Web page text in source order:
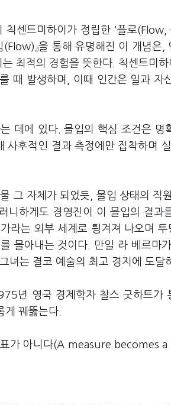
센트미하이가 정립한 '플로(Flow,
(Flow)』을 통해 유명해진 이 개념은,
최적의 경험을 뜻한다. 칙센트미
때 발생하며, 이때 인간은 일과 자
데에 있다. 몰입의 핵심 조건은 명
사후적인 결과 측정에만 집착하며
그 자체가 되었듯, 몰입 상태의 직
니하게도 경영진이 이 몰입의 결과
라는 외부 세계로 튕겨져 나오며 투
몰아내는 것이다. 만일 라 베르마
는 결코 예술의 최고 경지에 도달
년 영국 경제학자 찰스 굿하트가
게 꿰뚫는다.
표가 아니다(A measure becomes